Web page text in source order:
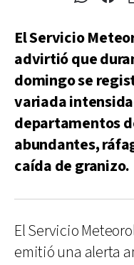
El Servicio
advirtió que
domingo se
variada
departamentos
abundantes,
caída de granizo.
El Servicio
emitió una alerta